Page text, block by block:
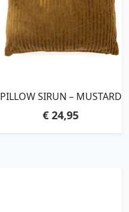
PILLOW SIRUN – MUSTARD
€ 24,95